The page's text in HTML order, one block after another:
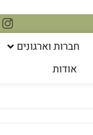
חברות וארגונים
אודות